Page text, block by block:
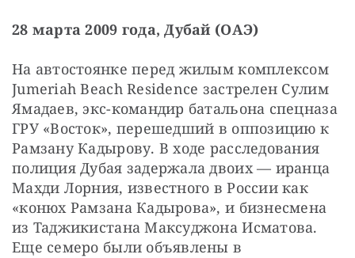
28 марта 2009 года, Дубай (ОАЭ)
На автостоянке перед жилым комплексом
Jumeriah Beach Residence застрелен Сулим
Ямадаев, экс-командир батальона спецназа
ГРУ «Восток», перешедший в оппозицию к
Рамзану Кадырову. В ходе расследования
полиция Дубая задержала двоих — иранца
Махди Лорния, известного в России как
«конюх Рамзана Кадырова», и бизнесмена
из Таджикистана Максуджона Исматова.
Еще семеро были объявлены в